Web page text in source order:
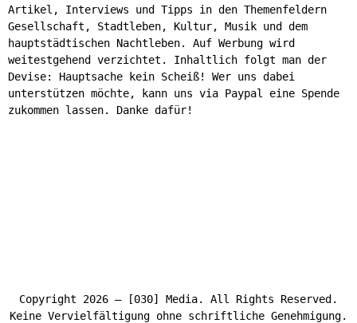
Artikel, Interviews und Tipps in den Themenfeldern
Gesellschaft, Stadtleben, Kultur, Musik und dem
hauptstädtischen Nachtleben. Auf Werbung wird
weitestgehend verzichtet. Inhaltlich folgt man der
Devise: Hauptsache kein Scheiß! Wer uns dabei
unterstützen möchte, kann uns via Paypal eine Spende
zukommen lassen. Danke dafür!
Copyright 2026 – [030] Media. All Rights Reserved.
Keine Vervielfältigung ohne schriftliche Genehmigung.